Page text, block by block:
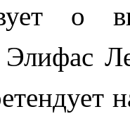
о
Элифас